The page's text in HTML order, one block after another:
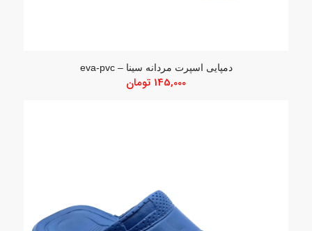
دمپایی اسپرت مردانه سینا – eva-pvc
145,000 تومان